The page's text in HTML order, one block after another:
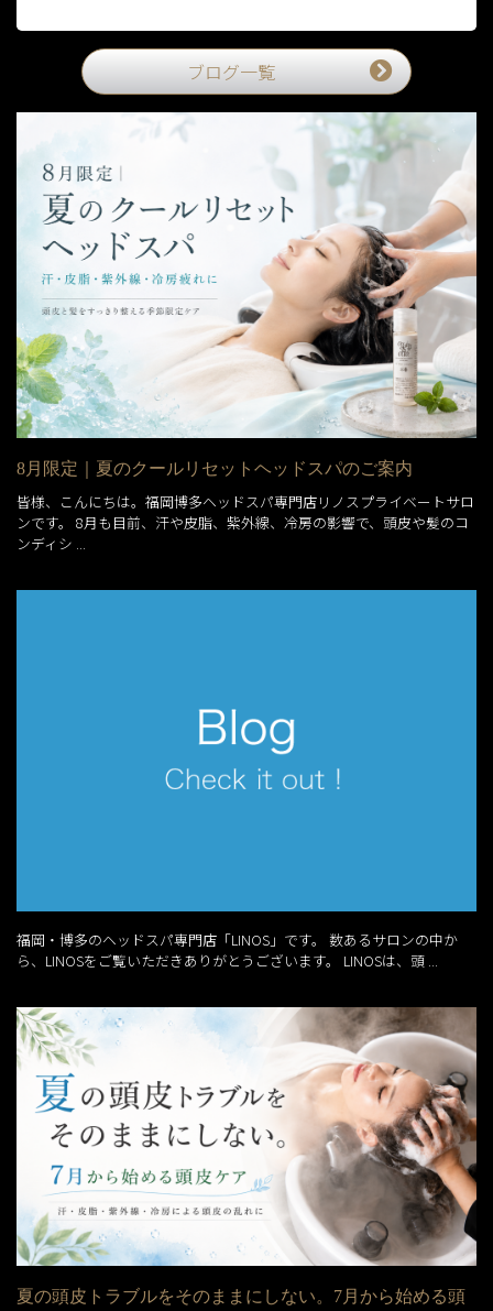
ブログ一覧
8月限定｜夏のクールリセットヘッドスパのご案内
皆様、こんにちは。福岡博多ヘッドスパ専門店リノスプライベートサロ
ンです。 8月も目前、汗や皮脂、紫外線、冷房の影響で、頭皮や髪のコ
ンディシ ...
福岡・博多のヘッドスパ専門店「LINOS」です。 数あるサロンの中か
ら、LINOSをご覧いただきありがとうございます。 LINOSは、頭 ...
夏の頭皮トラブルをそのままにしない。7月から始める頭